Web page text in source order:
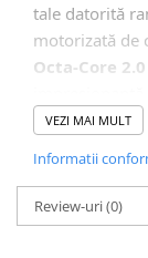
tale datorită
motorizată de
Octa-Core
incredibilă în
înaltă
conectivitate
Android Auto.
VEZI MAI MULT
Informatii
Review-uri(0)